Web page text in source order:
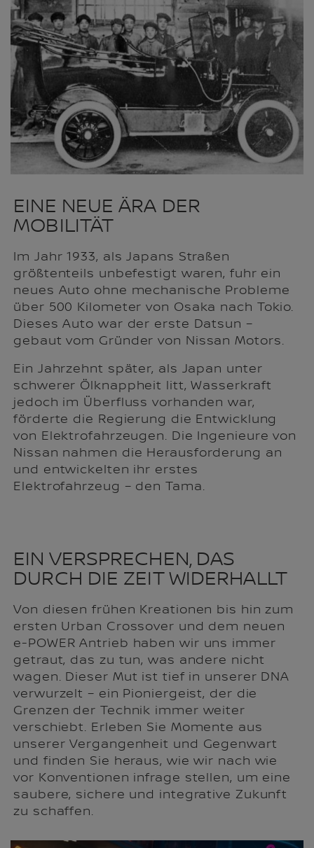
EINE NEUE ÄRA DER
MOBILITÄT
Im Jahr 1933, als Japans Straßen
größtenteils unbefestigt waren, fuhr ein
neues Auto ohne mechanische Probleme
über 500 Kilometer von Osaka nach Tokio.
Dieses Auto war der erste Datsun –
gebaut vom Gründer von Nissan Motors.
Ein Jahrzehnt später, als Japan unter
schwerer Ölknappheit litt, Wasserkraft
jedoch im Überfluss vorhanden war,
förderte die Regierung die Entwicklung
von Elektrofahrzeugen. Die Ingenieure von
Nissan nahmen die Herausforderung an
und entwickelten ihr erstes
Elektrofahrzeug – den Tama.
EIN VERSPRECHEN, DAS
DURCH DIE ZEIT WIDERHALLT
Von diesen frühen Kreationen bis hin zum
ersten Urban Crossover und dem neuen
e-POWER Antrieb haben wir uns immer
getraut, das zu tun, was andere nicht
wagen. Dieser Mut ist tief in unserer DNA
verwurzelt – ein Pioniergeist, der die
Grenzen der Technik immer weiter
verschiebt. Erleben Sie Momente aus
unserer Vergangenheit und Gegenwart
und finden Sie heraus, wie wir nach wie
vor Konventionen infrage stellen, um eine
saubere, sichere und integrative Zukunft
zu schaffen.